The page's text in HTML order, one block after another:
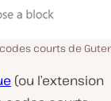
courts de
(ou l’extension